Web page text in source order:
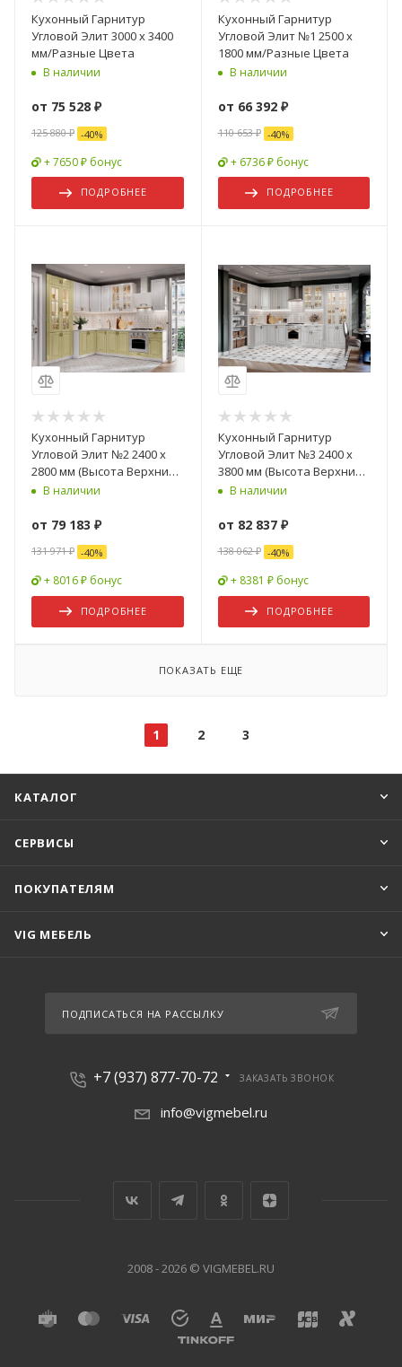
Кухонный Гарнитур
Угловой Элит 3000 х 3400
мм/Разные Цвета
В наличии
от 75 528 ₽
125 880 ₽ -40%
+ 7650 ₽ бонус
ПОДРОБНЕЕ
Кухонный Гарнитур
Угловой Элит №1 2500 х
1800 мм/Разные Цвета
В наличии
от 66 392 ₽
110 653 ₽ -40%
+ 6736 ₽ бонус
ПОДРОБНЕЕ
Кухонный Гарнитур
Угловой Элит №2 2400 х
2800 мм (Высота Верхних
Ящиков-900 мм)/Разные
В наличии
от 79 183 ₽
131 971 ₽ -40%
+ 8016 ₽ бонус
ПОДРОБНЕЕ
Кухонный Гарнитур
Угловой Элит №3 2400 х
3800 мм (Высота Верхних
Ящиков-900 мм)/Разные
В наличии
от 82 837 ₽
138 062 ₽ -40%
+ 8381 ₽ бонус
ПОДРОБНЕЕ
ПОКАЗАТЬ ЕЩЕ
1 2 3
КАТАЛОГ
СЕРВИСЫ
ПОКУПАТЕЛЯМ
VIG МЕБЕЛЬ
ПОДПИСАТЬСЯ НА РАССЫЛКУ
+7 (937) 877-70-72 ЗАКАЗАТЬ ЗВОНОК
info@vigmebel.ru
2008 - 2026 © VIGMEBEL.RU